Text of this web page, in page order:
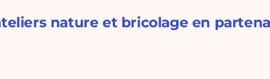
nature et bricolage en